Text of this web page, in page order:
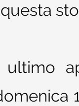
ultimo